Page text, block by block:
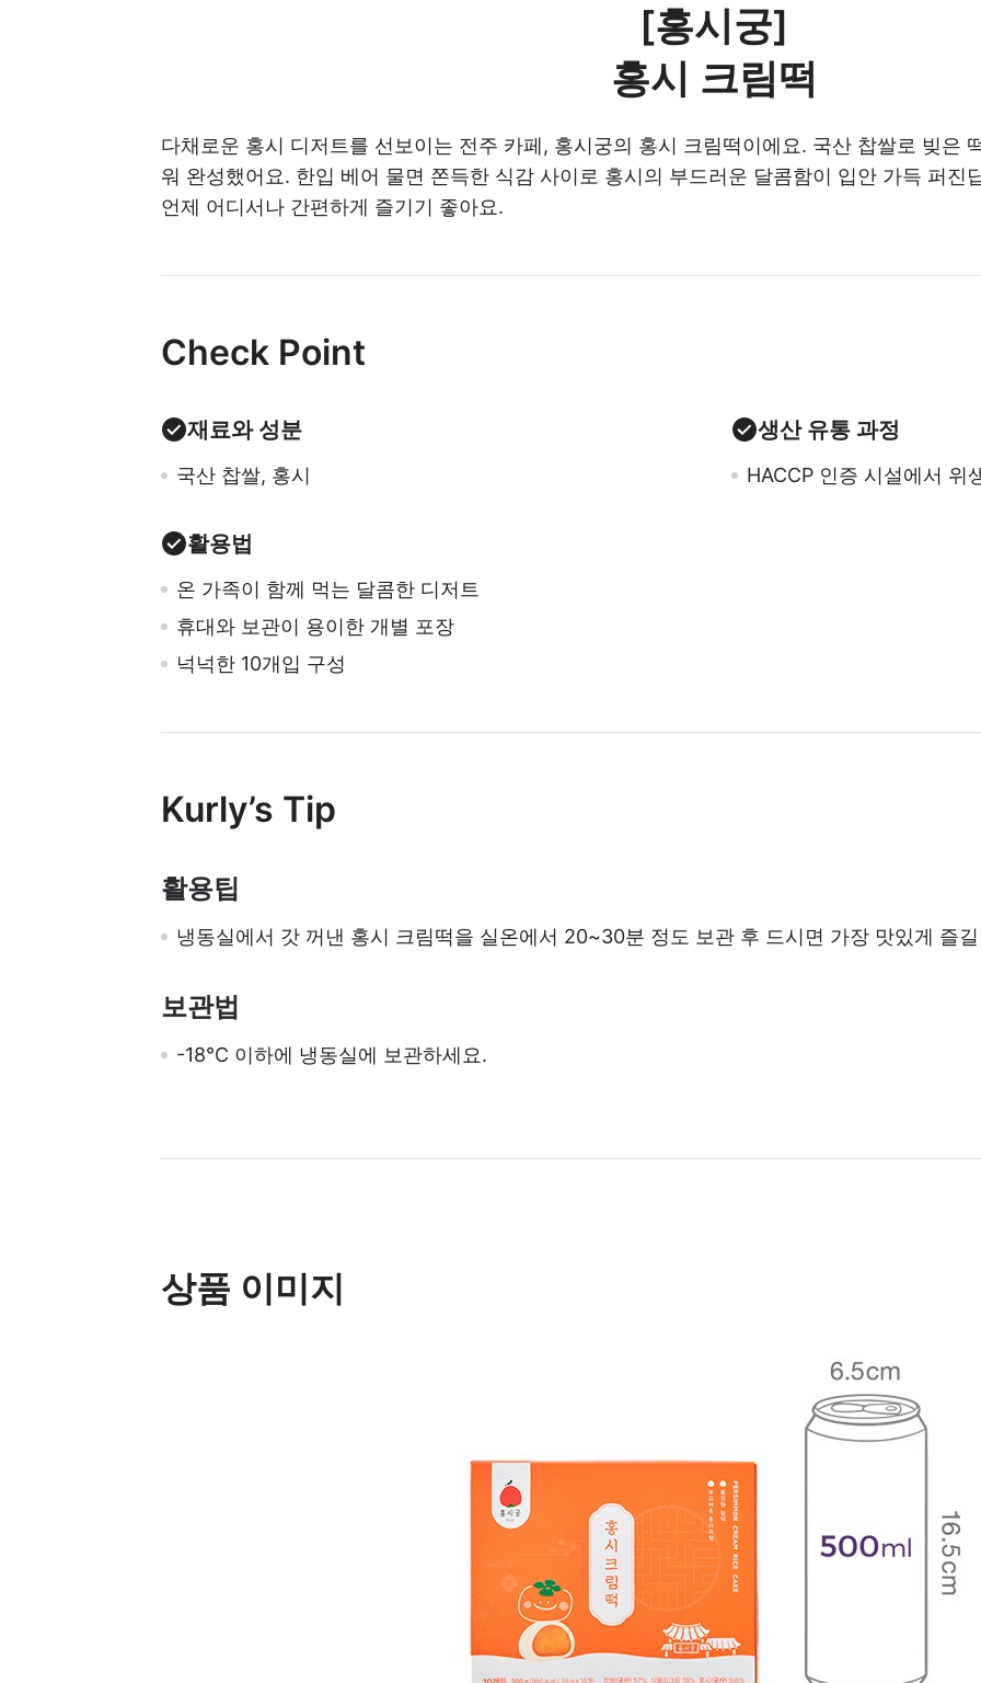
[홍시궁]
홍시 크림떡
다채로운 홍시 디저트를 선보이는 전주 카페, 홍시궁의 홍시 크림떡이에요. 국산 찹쌀로 빚은
워 완성했어요. 한입 베어 물면 쫀득한 식감 사이로 홍시의 부드러운 달콤함이 입안 가득 퍼진
언제 어디서나 간편하게 즐기기 좋아요.
Check Point
재료와 성분
국산 찹쌀, 홍시
생산 유통 과정
HACCP 인증 시설에서 위
활용법
온 가족이 함께 먹는 달콤한 디저트
휴대와 보관이 용이한 개별 포장
넉넉한 10개입 구성
Kurly’s Tip
활용팁
냉동실에서 갓 꺼낸 홍시 크림떡을 실온에서 20~30분 정도 보관 후 드시면 가장 맛있게 즐
보관법
-18°C 이하에 냉동실에 보관하세요.
상품 이미지